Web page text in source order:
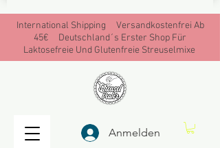
Anmelden
International Shipping Versandkostenfrei Ab
45€ Deutschland´s Erster Shop Für
Laktosefreie Und Glutenfreie Streuselmixe